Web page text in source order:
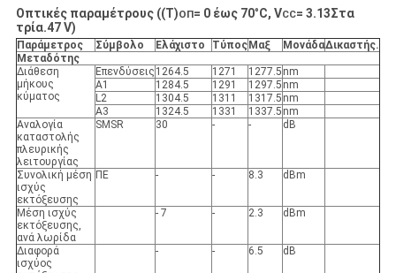
Οπτικές παραμέτρους ((T)ΟΠ= 0 έως 70°C, VCC= 3.13Στα
τρία.47 V)
Παράμετρος Σύμβολο Ελάχιστο Τύπος Μαξ ΜονάδαΔικαστής.
Μεταδότης
Διάθεση
μήκους
κύματος
Επενδύσεις 1264.5 1271 1277.5 nm
Α1
1284.5 1291 1297.5 nm
L2
1304.5 1311 1317.5 nm
Α3
1324.5 1331 1337.5 nm
Αναλογία
καταστολής
πλευρικής
λειτουργίας
SMSR 30 - - dB
Συνολική μέση
ισχύς
εκτόξευσης
ΠΕ - - 8.3 dBm
Μέση ισχύς
εκτόξευσης,
ανά λωρίδα
- 7 - 2.3 dBm
Διαφορά
ισχύος
- - 6.5 dB